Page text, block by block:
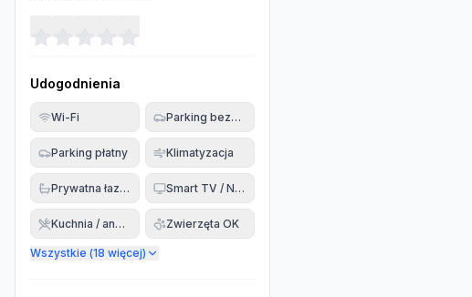
Udogodnienia
Wi-Fi Parking bezpłatny
Parking płatny Klimatyzacja
Prywatna łazienka Smart TV / Netflix
Kuchnia / aneks Zwierzęta OK
Wszystkie (18 więcej)